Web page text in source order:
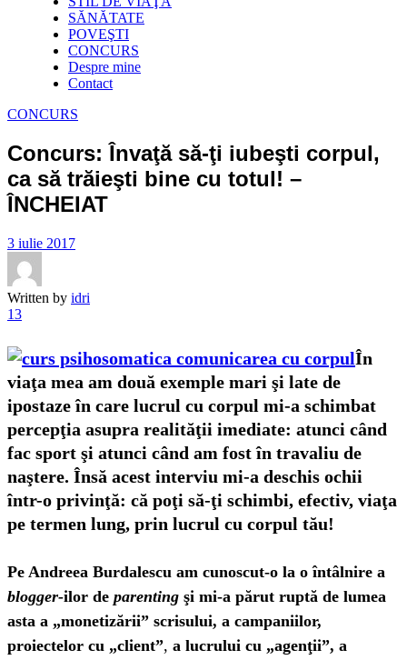
SĂNĂTATE
POVEŞTI
CONCURS
Despre mine
Contact
CONCURS
Concurs: Învaţă să-ţi iubeşti corpul,
ca să trăieşti bine cu totul! –
ÎNCHEIAT
3 iulie 2017
Written by idri
13
În
viaţa mea am două exemple mari şi late de
ipostaze în care lucrul cu corpul mi-a schimbat
percepţia asupra realităţii imediate: atunci când
fac sport şi atunci când am fost în travaliu de
naştere. Însă acest interviu mi-a deschis ochii
într-o privinţă: că poţi să-ţi schimbi, efectiv, viaţa
pe termen lung, prin lucrul cu corpul tău!
Pe Andreea Burdalescu am cunoscut-o la o întâlnire a
blogger-ilor de parenting şi mi-a părut ruptă de lumea
asta a „monetizării” scrisului, a campaniilor,
proiectelor cu „client”, a lucrului cu „agenţii”, a